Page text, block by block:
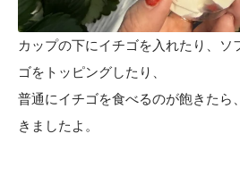
カップの下にイチゴを入れたり、ソ
ゴをトッピングしたり、
普通にイチゴを食べるのが飽きたら
きましたよ。